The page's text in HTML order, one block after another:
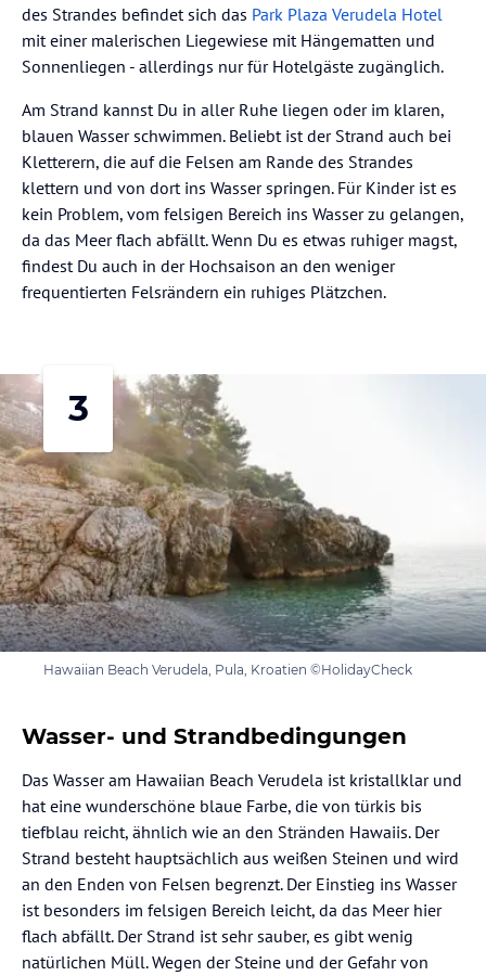
des Strandes befindet sich das Park Plaza Verudela Hotel
mit einer malerischen Liegewiese mit Hängematten und
Sonnenliegen - allerdings nur für Hotelgäste zugänglich.
Am Strand kannst Du in aller Ruhe liegen oder im klaren,
blauen Wasser schwimmen. Beliebt ist der Strand auch bei
Kletterern, die auf die Felsen am Rande des Strandes
klettern und von dort ins Wasser springen. Für Kinder ist es
kein Problem, vom felsigen Bereich ins Wasser zu gelangen,
da das Meer flach abfällt. Wenn Du es etwas ruhiger magst,
findest Du auch in der Hochsaison an den weniger
frequentierten Felsrändern ein ruhiges Plätzchen.
3
Hawaiian Beach Verudela, Pula, Kroatien ©HolidayCheck
Wasser- und Strandbedingungen
Das Wasser am Hawaiian Beach Verudela ist kristallklar und
hat eine wunderschöne blaue Farbe, die von türkis bis
tiefblau reicht, ähnlich wie an den Stränden Hawaiis. Der
Strand besteht hauptsächlich aus weißen Steinen und wird
an den Enden von Felsen begrenzt. Der Einstieg ins Wasser
ist besonders im felsigen Bereich leicht, da das Meer hier
flach abfällt. Der Strand ist sehr sauber, es gibt wenig
natürlichen Müll. Wegen der Steine und der Gefahr von